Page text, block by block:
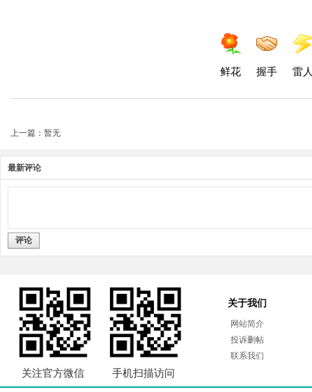
鲜花 握手 雷
上一篇：暂无
最新评论
评论
关注官方微信 手机扫描访问
关于我们
网站简介
投诉删帖
联系我们